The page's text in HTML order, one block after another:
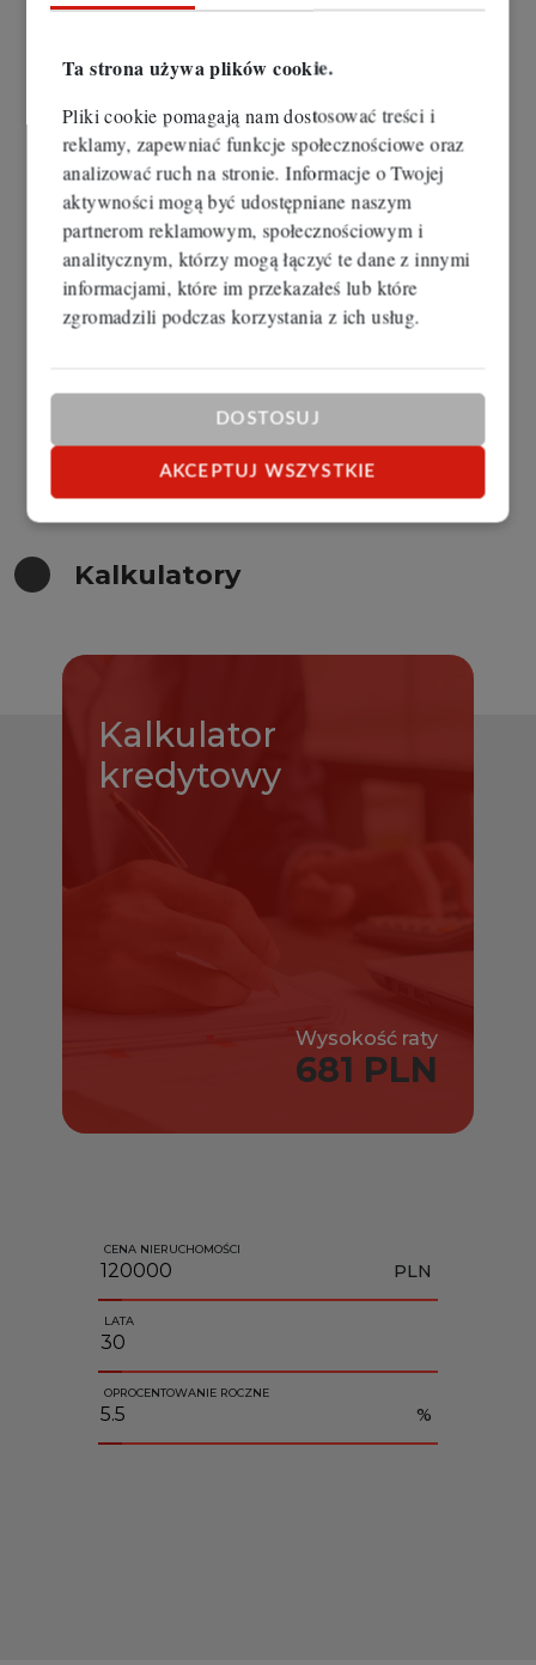
Ta strona używa plików cookie.
Pliki cookie pomagają nam dostosować treści i
reklamy, zapewniać funkcje społecznościowe oraz
analizować ruch na stronie. Informacje o Twojej
aktywności mogą być udostępniane naszym
partnerom reklamowym, społecznościowym i
analitycznym, którzy mogą łączyć te dane z innymi
informacjami, które im przekazałeś lub które
zgromadzili podczas korzystania z ich usług.
DOSTOSUJ
AKCEPTUJ WSZYSTKIE
Kalkulatory
Kalkulator
kredytowy
Wysokość raty
681 PLN
CENA NIERUCHOMOŚCI
PLN
LATA
OPROCENTOWANIE ROCZNE
%